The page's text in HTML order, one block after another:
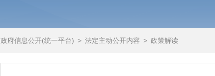
政府信息公开(统一平台) > 法定主动公开内容 > 政策解读